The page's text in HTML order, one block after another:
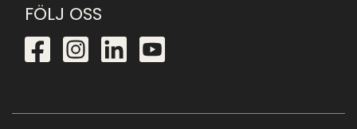
FÖLJ OSS